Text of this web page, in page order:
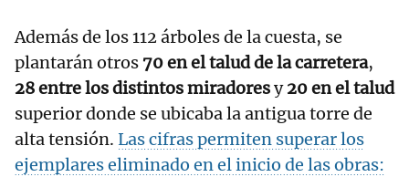
Además de los 112 árboles de la cuesta, se
plantarán otros 70 en el talud de la carretera,
28 entre los distintos miradoresy20 en el talud
superior donde se ubicaba la antigua torre de
alta tensión. Las cifras permiten superar los
ejemplares eliminado en el inicio de las obras: